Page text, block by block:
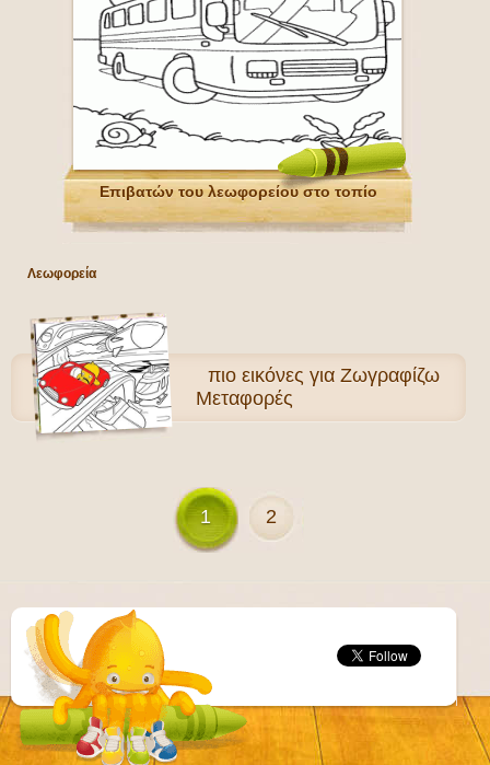
Επιβατών του λεωφορείου στο τοπίο
Λεωφορεία
πιο εικόνες για Ζωγραφίζω
Μεταφορές
1 2